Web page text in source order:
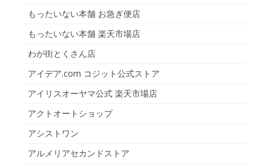
もったいない本舗 お急ぎ便店
もったいない本舗 楽天市場店
わが街とくさん店
アイデア.com コジット公式ストア
アイリスオーヤマ公式 楽天市場店
アクトオートショップ
アシストワン
アルメリアセカンドストア